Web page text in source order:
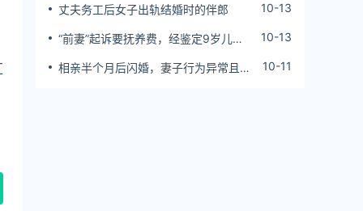
丈夫务工后女子出轨结婚时的伴郎 10-13
“前妻”起诉要抚养费，经鉴定9岁儿子
10-13
相亲半个月后闪婚，妻子行为异常且持
10-11